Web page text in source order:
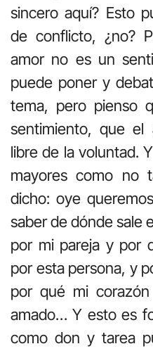
sincero aquí? Esto
de conflicto, ¿no?
amor no es un
puede poner y
tema, pero pienso
sentimiento, que el
libre de la voluntad.
mayores como no
dicho: oye
saber de dónde sale
por mi pareja y por
por esta persona, y
por qué mi
amado… Y esto es
como don y tarea